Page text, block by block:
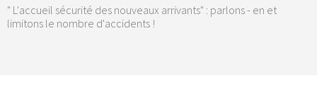
" L'accueil sécurité des nouveaux arrivants" : parlons - en et
limitons le nombre d'accidents !